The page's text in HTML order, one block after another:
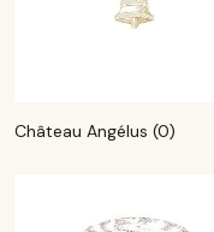
Château Angélus (0)